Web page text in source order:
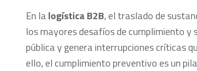
En lalogística B2B, el traslado de
los mayores desafíos de cumplimiento y
pública y genera interrupciones críticas
ello, el cumplimiento preventivo es un